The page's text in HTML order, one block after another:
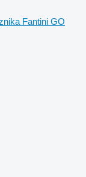
Fantini GO